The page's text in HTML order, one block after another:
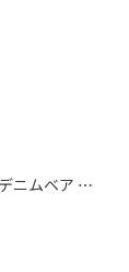
ニムベア ポ